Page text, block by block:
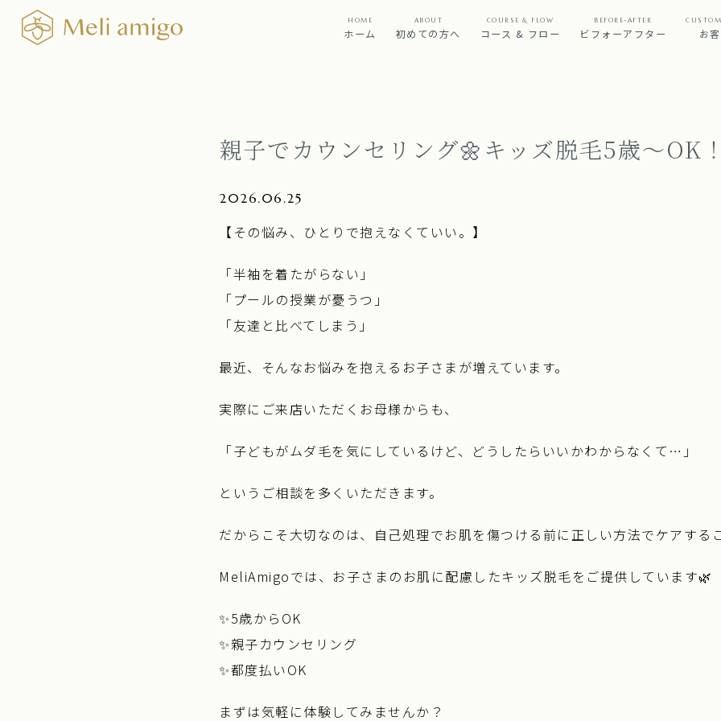
HOME
ホーム
ABOUT
初めての方へ
COURSE & FLOW
コース & フロー
BEFORE-AFTER
ビフォーアフター お
親子でカウンセリング🌼キッズ脱毛5歳～OK
2026.06.25
【その悩み、ひとりで抱えなくていい。】
「半袖を着たがらない」
「プールの授業が憂うつ」
「友達と比べてしまう」
最近、そんなお悩みを抱えるお子さまが増えています。
実際にご来店いただくお母様からも、
「子どもがムダ毛を気にしているけど、どうしたらいいかわからなくて…」
というご相談を多くいただきます。
だからこそ大切なのは、自己処理でお肌を傷つける前に正しい方法でケアする
MeliAmigoでは、お子さまのお肌に配慮したキッズ脱毛をご提供しています🌿
✨5歳からOK
✨親子カウンセリング
✨都度払いOK
まずは気軽に体験してみませんか？